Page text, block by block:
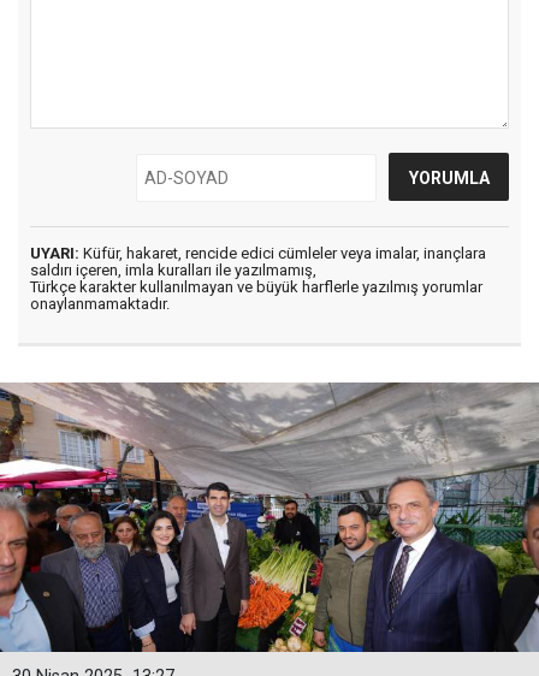
UYARI: Küfür, hakaret, rencide edici cümleler veya imalar, inançlara
saldırı içeren, imla kuralları ile yazılmamış,
Türkçe karakter kullanılmayan ve büyük harflerle yazılmış yorumlar
onaylanmamaktadır.